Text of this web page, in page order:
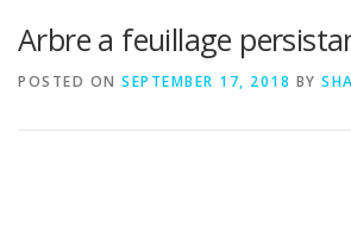
Arbre a feuillage
POSTED ON SEPTEMBER 17, 2018 BY